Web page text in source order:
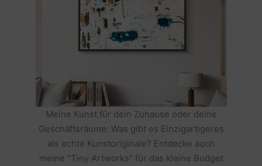
Meine Kunst für dein Zuhause oder deine
Geschäftsräume: Was gibt es Einzigartigeres
als echte Kunstoriginale? Entdecke auch
meine "Tiny Artworks" für das kleine Budget